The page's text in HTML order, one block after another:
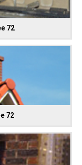
72
72